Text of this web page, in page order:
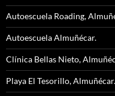
Autoescuela Roading,
Autoescuela Almuñécar.
Clínica Bellas Nieto,
Playa El Tesorillo, Almuñécar.